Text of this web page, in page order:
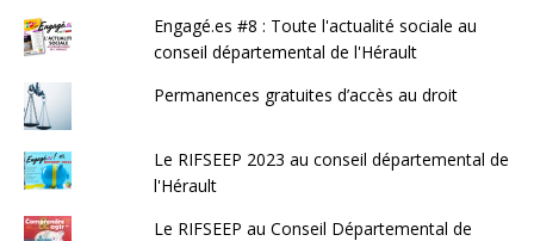
Engagé.es #8 : Toute l'actualité sociale au
conseil départemental de l'Hérault
Permanences gratuites d’accès au droit
Le RIFSEEP 2023 au conseil départemental de
l'Hérault
Le RIFSEEP au Conseil Départemental de